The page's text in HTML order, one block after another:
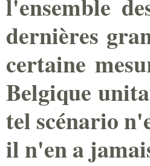
l'ensemble
dernières
certaine
Belgique
tel scénario
il n'en a